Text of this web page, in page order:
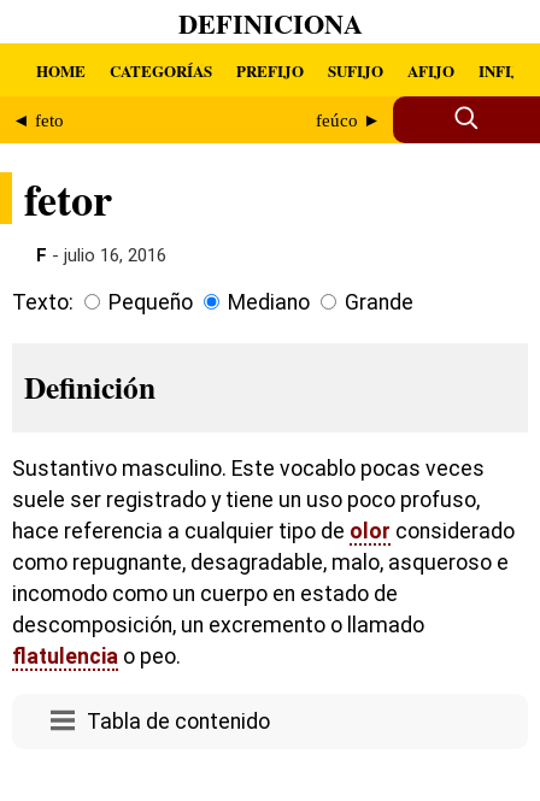
DEFINICIONA
HOME CATEGORÍAS PREFIJO SUFIJO AFIJO INFIJO
◄ feto feúco ►
fetor
F - julio 16, 2016
Texto: Pequeño Mediano Grande
Definición
Sustantivo masculino. Este vocablo pocas veces
suele ser registrado y tiene un uso poco profuso,
hace referencia a cualquier tipo de olor considerado
como repugnante, desagradable, malo, asqueroso e
incomodo como un cuerpo en estado de
descomposición, un excremento o llamado
flatulencia o peo.
Tabla de contenido